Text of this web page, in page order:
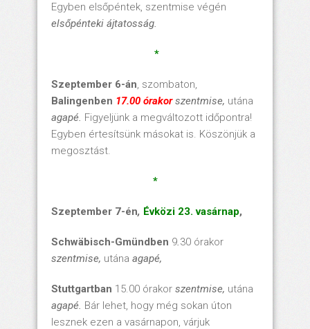
Egyben elsőpéntek, szentmise végén
elsőpénteki ájtatosság.
*
Szeptember 6-án, szombaton,
Balingenben 17.00 órakor szentmise, utána
agapé. Figyeljünk a megváltozott időpontra!
Egyben értesítsünk másokat is. Köszönjük a
megosztást.
*
Szeptember 7-én, Évközi 23. vasárnap,
Schwäbisch-Gmündben 9.30 órakor
szentmise, utána agapé,
Stuttgartban 15.00 órakor szentmise, utána
agapé. Bár lehet, hogy még sokan úton
lesznek ezen a vasárnapon, várjuk